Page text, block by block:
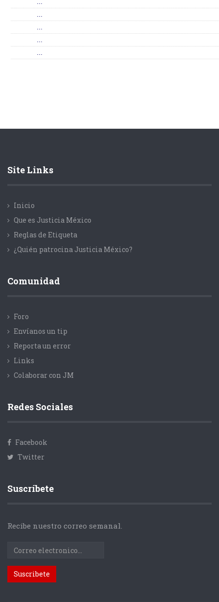
Site Links
Inicio
Que es Justicia México
Reglas de Etiqueta
¿Quién patrocina Justicia México?
Comunidad
Foro
Envíanos un tip
Reporta un error
Links
Colaborar con JM
Redes Sociales
Facebook
Twitter
Suscríbete
Recibe nuestro correo semanal.